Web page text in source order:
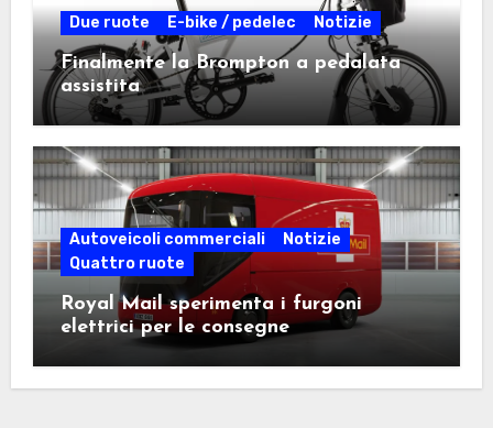
Due ruote E-bike / pedelec Notizie
Finalmente la Brompton a pedalata
assistita
Autoveicoli commerciali
Notizie
Quattro ruote
Royal Mail sperimenta i furgoni
elettrici per le consegne